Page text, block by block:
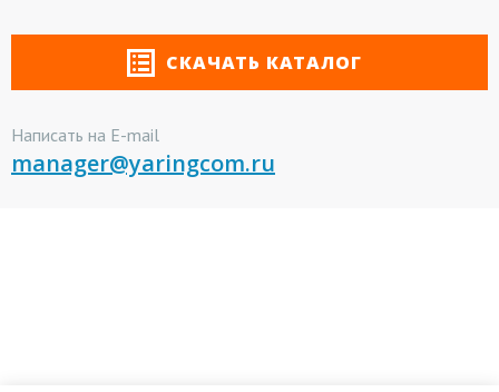
СКАЧАТЬ КАТАЛОГ
Написать на E-mail
manager@yaringcom.ru